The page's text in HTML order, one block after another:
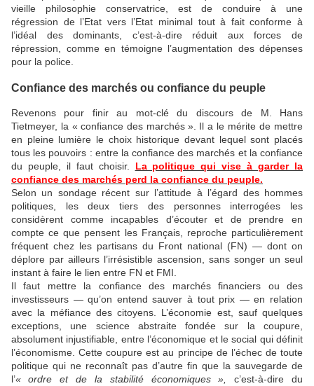
vieille philosophie conservatrice, est de conduire à une
régression de l’Etat vers l’Etat minimal tout à fait conforme à
l’idéal des dominants, c’est-à-dire réduit aux forces de
répression, comme en témoigne l’augmentation des dépenses
pour la police.
Confiance des marchés ou confiance du peuple
Revenons pour finir au mot-clé du discours de M. Hans
Tietmeyer, la « confiance des marchés ». Il a le mérite de mettre
en pleine lumière le choix historique devant lequel sont placés
tous les pouvoirs : entre la confiance des marchés et la confiance
du peuple, il faut choisir. La politique qui vise à garder la
confiance des marchés perd la confiance du peuple.
Selon un sondage récent sur l’attitude à l’égard des hommes
politiques, les deux tiers des personnes interrogées les
considèrent comme incapables d’écouter et de prendre en
compte ce que pensent les Français, reproche particulièrement
fréquent chez les partisans du Front national (FN) — dont on
déplore par ailleurs l’irrésistible ascension, sans songer un seul
instant à faire le lien entre FN et FMI.
Il faut mettre la confiance des marchés financiers ou des
investisseurs — qu’on entend sauver à tout prix — en relation
avec la méfiance des citoyens. L’économie est, sauf quelques
exceptions, une science abstraite fondée sur la coupure,
absolument injustifiable, entre l’économique et le social qui définit
l’économisme. Cette coupure est au principe de l’échec de toute
politique qui ne reconnaît pas d’autre fin que la sauvegarde de
l’« ordre et de la stabilité économiques », c’est-à-dire du